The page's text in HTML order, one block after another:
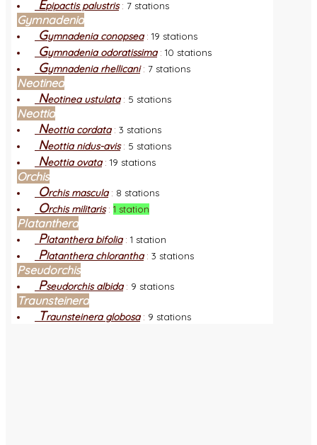
Epipactis palustris: 7 stations
Gymnadenia
Gymnadenia conopsea: 19 stations
Gymnadenia odoratissima: 10 stations
Gymnadenia rhellicani: 7 stations
Neotinea
Neotinea ustulata: 5 stations
Neottia
Neottia cordata: 3 stations
Neottia nidus-avis: 5 stations
Neottia ovata: 19 stations
Orchis
Orchis mascula: 8 stations
Orchis militaris: 1 station
Platanthera
Platanthera bifolia: 1 station
Platanthera chlorantha: 3 stations
Pseudorchis
Pseudorchis albida: 9 stations
Traunsteinera
Traunsteinera globosa: 9 stations